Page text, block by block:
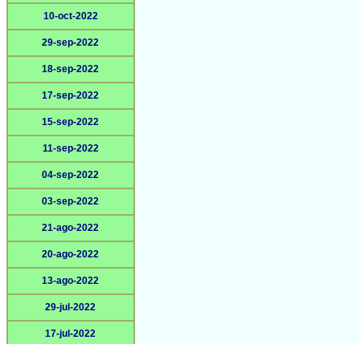
10-oct-2022
29-sep-2022
18-sep-2022
17-sep-2022
15-sep-2022
11-sep-2022
04-sep-2022
03-sep-2022
21-ago-2022
20-ago-2022
13-ago-2022
29-jul-2022
17-jul-2022